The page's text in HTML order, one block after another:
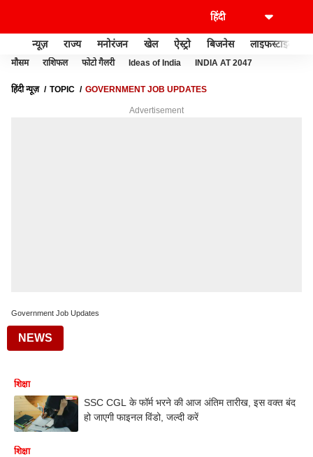
न्यूज़ राज्य मनोरंजन खेल ऐस्ट्रो बिजनेस लाइफस्टाइल
मौसम राशिफल फोटो गैलरी Ideas of India INDIA AT 2047
हिंदी न्यूज़ TOPIC GOVERNMENT JOB UPDATES
Advertisement
Government Job Updates
NEWS
शिक्षा
SSC CGL के फॉर्म भरने की आज अंतिम तारीख, इस वक्त बंद
हो जाएगी फाइनल विंडो, जल्दी करें
शिक्षा